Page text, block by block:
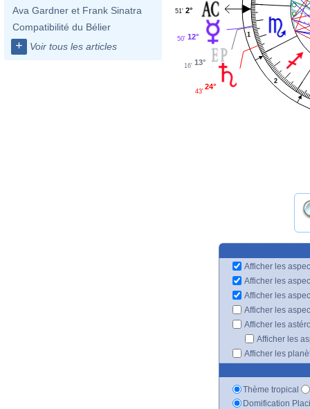
Ava Gardner et Frank Sinatra
Compatibilité du Bélier
+ Voir tous les articles
1
2
2°
51'
12°
50'
13°
16'
24°
43'
Afficher les
Afficher les
Afficher les
Afficher les
Afficher les
Afficher les
Afficher les
Thème tropical
Domification